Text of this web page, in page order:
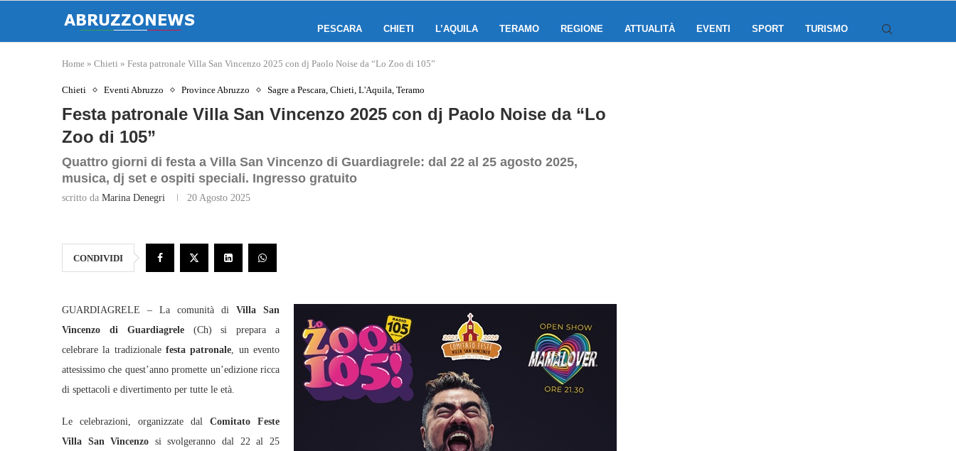
PESCARA CHIETI L’AQUILA TERAMO REGIONE ATTUALITÀ EVENTI SPORT TURISMO
Home » Chieti » Festa patronale Villa San Vincenzo 2025 con dj Paolo Noise da “Lo Zoo di 105”
Chieti Eventi Abruzzo Province Abruzzo Sagre a Pescara, Chieti, L'Aquila, Teramo
Festa patronale Villa San Vincenzo 2025 con dj Paolo Noise da “Lo
Zoo di 105”
Quattro giorni di festa a Villa San Vincenzo di Guardiagrele: dal 22 al 25 agosto 2025,
musica, dj set e ospiti speciali. Ingresso gratuito
scritto da Marina Denegri 20 Agosto 2025
CONDIVIDI
GUARDIAGRELE – La comunità di Villa San
Vincenzo di Guardiagrele(Ch) si prepara a
celebrare la tradizionale festa patronale, un evento
attesissimo che quest’anno promette un’edizione ricca
di spettacoli e divertimento per tutte le età.
Le celebrazioni, organizzate dal Comitato Feste
Villa San Vincenzo si svolgeranno dal 22 al 25